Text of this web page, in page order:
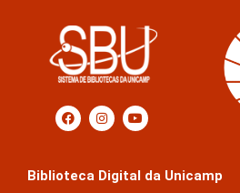
Biblioteca Digital da Unicamp